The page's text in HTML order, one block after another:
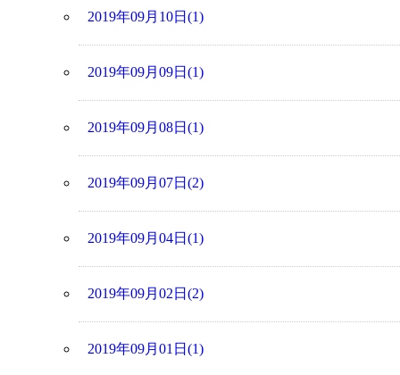
2019年09月10日(1)
2019年09月09日(1)
2019年09月08日(1)
2019年09月07日(2)
2019年09月04日(1)
2019年09月02日(2)
2019年09月01日(1)